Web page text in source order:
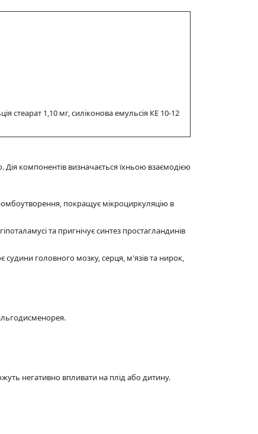
стеарат 1,10 мг, силіконова емульсія КЕ 10-12
компонентів визначається їхньою взаємодією
покращує мікроциркуляцію в
та пригнічує синтез простагландинів
головного мозку, серця, м'язів та нирок,
альгодисменорея.
негативно впливати на плід або дитину.